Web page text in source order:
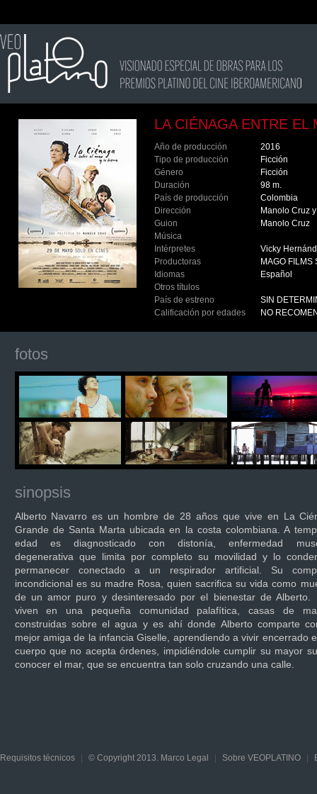
LA CIÉNAGA ENTRE EL
Año de producción
2016
Tipo de producción
Ficción
Género
Ficción
Duración
98 m.
País de producción
Colombia
Dirección
Manolo Cruz
Guion
Manolo Cruz
Música
Intérpretes
Vicky
Productoras
MAGO FILMS
Idiomas
Español
Otros títulos
País de estreno
SIN
Calificación por edades
NO
fotos
sinopsis
Alberto Navarro es un hombre de 28 años que vive en La
Grande de Santa Marta ubicada en la costa colombiana. A
edad es diagnosticado con distonía, enfermedad
degenerativa que limita por completo su movilidad y lo
permanecer conectado a un respirador artificial. Su
incondicional es su madre Rosa, quien sacrifica su vida como
de un amor puro y desinteresado por el bienestar de Alberto.
viven en una pequeña comunidad palafítica, casas de
construidas sobre el agua y es ahí donde Alberto comparte
mejor amiga de la infancia Giselle, aprendiendo a vivir encerrado
cuerpo que no acepta órdenes, impidiéndole cumplir su mayor
conocer el mar, que se encuentra tan solo cruzando una calle.
Requisitos técnicos © Copyright 2013. Marco Legal Sobre VEOPLATINO